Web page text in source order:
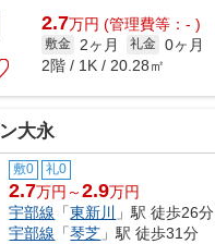
2.7万円 (管理費等：- )
敷金 2ヶ月 礼金 0ヶ月
2階 / 1K / 20.28㎡
大永
敷0 礼0
2.7万円～2.9万円
宇部線 「東新川
」駅 徒歩26分
宇部線 「琴芝 」駅 徒歩31分